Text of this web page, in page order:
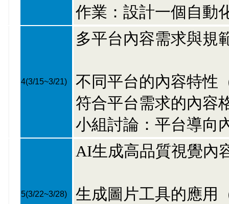
作業：設計一個自動
4(3/15~3/21)
多平台內容需求與規
不同平台的內容特性
符合平台需求的內容
小組討論：平台導向
5(3/22~3/28)
AI生成高品質視覺內
生成圖片工具的應用